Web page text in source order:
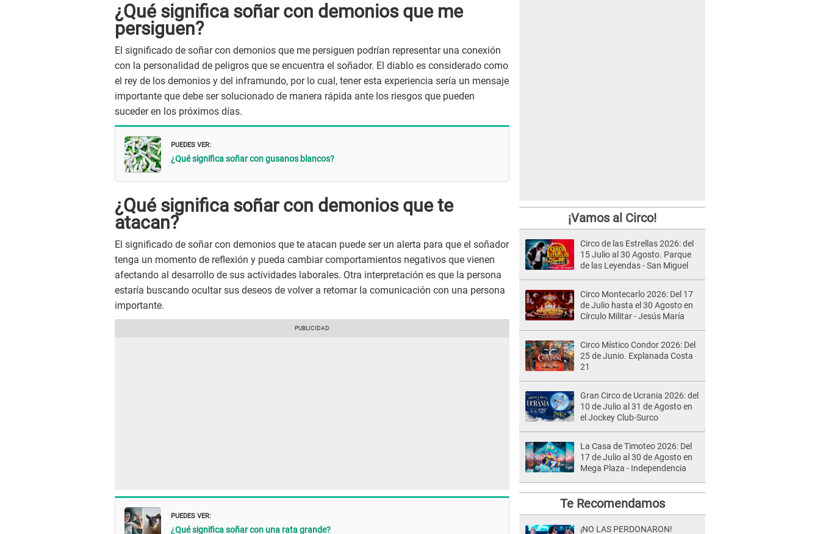
¿Qué significa soñar con demonios que me
persiguen?
El significado de soñar con demonios que me persiguen podrían representar una conexión
con la personalidad de peligros que se encuentra el soñador. El diablo es considerado como
el rey de los demonios y del inframundo, por lo cual, tener esta experiencia sería un mensaje
importante que debe ser solucionado de manera rápida ante los riesgos que pueden
suceder en los próximos días.
PUEDES VER:
¿Qué significa soñar con gusanos blancos?
¿Qué significa soñar con demonios que te
atacan?
El significado de soñar con demonios que te atacan puede ser un alerta para que el soñador
tenga un momento de reflexión y pueda cambiar comportamientos negativos que vienen
afectando al desarrollo de sus actividades laborales. Otra interpretación es que la persona
estaría buscando ocultar sus deseos de volver a retomar la comunicación con una persona
importante.
PUEDES VER:
¿Qué significa soñar con una rata grande?
¡Vamos al Circo!
Circo de las Estrellas 2026: del
15 Julio al 30 Agosto. Parque
de las Leyendas - San Miguel
Circo Montecarlo 2026: Del 17
de Julio hasta el 30 Agosto en
Círculo Militar - Jesús María
Circo Místico Condor 2026: Del
25 de Junio. Explanada Costa
21
Gran Circo de Ucrania 2026: del
10 de Julio al 31 de Agosto en
el Jockey Club-Surco
La Casa de Timoteo 2026: Del
17 de Julio al 30 de Agosto en
Mega Plaza - Independencia
Te Recomendamos
¡NO LAS PERDONARON!